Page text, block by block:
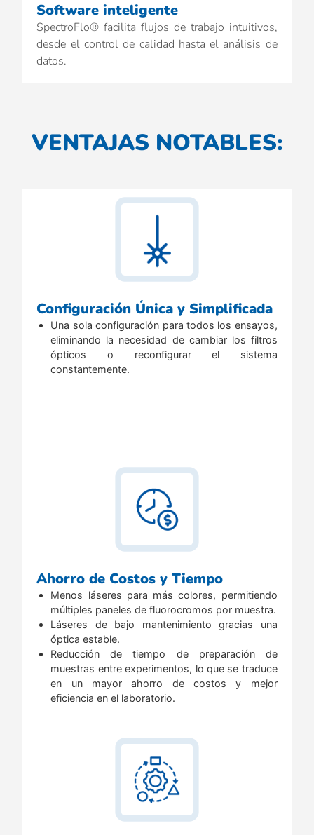
Software inteligente
SpectroFlo® facilita flujos de trabajo intuitivos,
desde el control de calidad hasta el análisis de
datos.
VENTAJAS NOTABLES:
Configuración Única y Simplificada
Una sola configuración para todos los ensayos,
eliminando la necesidad de cambiar los filtros
ópticos o reconfigurar el sistema
constantemente.
Ahorro de Costos y Tiempo
Menos láseres para más colores, permitiendo
múltiples paneles de fluorocromos por muestra.
Láseres de bajo mantenimiento gracias una
óptica estable.
Reducción de tiempo de preparación de
muestras entre experimentos, lo que se traduce
en un mayor ahorro de costos y mejor
eficiencia en el laboratorio.